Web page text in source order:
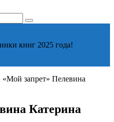
книг 2025 года!
«Мой запрет» Пелевина
Катерина